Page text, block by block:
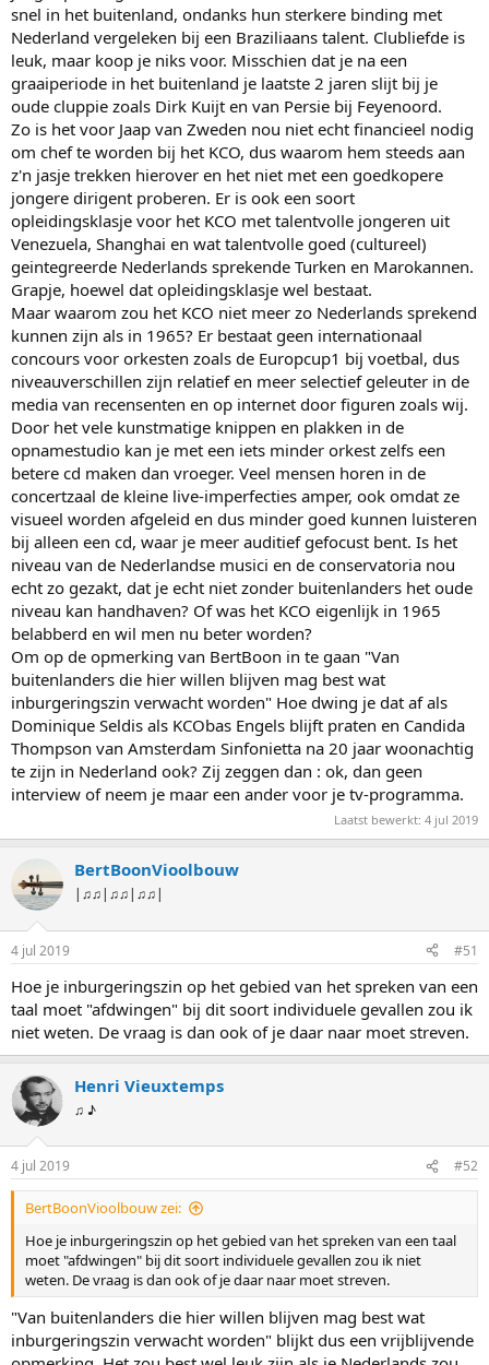
snel in het buitenland, ondanks hun sterkere binding met
Nederland vergeleken bij een Braziliaans talent. Clubliefde is
leuk, maar koop je niks voor. Misschien dat je na een
graaiperiode in het buitenland je laatste 2 jaren slijt bij je
oude cluppie zoals Dirk Kuijt en van Persie bij Feyenoord.
Zo is het voor Jaap van Zweden nou niet echt financieel nodig
om chef te worden bij het KCO, dus waarom hem steeds aan
z'n jasje trekken hierover en het niet met een goedkopere
jongere dirigent proberen. Er is ook een soort
opleidingsklasje voor het KCO met talentvolle jongeren uit
Venezuela, Shanghai en wat talentvolle goed (cultureel)
geintegreerde Nederlands sprekende Turken en Marokannen.
Grapje, hoewel dat opleidingsklasje wel bestaat.
Maar waarom zou het KCO niet meer zo Nederlands sprekend
kunnen zijn als in 1965? Er bestaat geen internationaal
concours voor orkesten zoals de Europcup1 bij voetbal, dus
niveauverschillen zijn relatief en meer selectief geleuter in de
media van recensenten en op internet door figuren zoals wij.
Door het vele kunstmatige knippen en plakken in de
opnamestudio kan je met een iets minder orkest zelfs een
betere cd maken dan vroeger. Veel mensen horen in de
concertzaal de kleine live-imperfecties amper, ook omdat ze
visueel worden afgeleid en dus minder goed kunnen luisteren
bij alleen een cd, waar je meer auditief gefocust bent. Is het
niveau van de Nederlandse musici en de conservatoria nou
echt zo gezakt, dat je echt niet zonder buitenlanders het oude
niveau kan handhaven? Of was het KCO eigenlijk in 1965
belabberd en wil men nu beter worden?
Om op de opmerking van BertBoon in te gaan "Van
buitenlanders die hier willen blijven mag best wat
inburgeringszin verwacht worden" Hoe dwing je dat af als
Dominique Seldis als KCObas Engels blijft praten en Candida
Thompson van Amsterdam Sinfonietta na 20 jaar woonachtig
te zijn in Nederland ook? Zij zeggen dan : ok, dan geen
interview of neem je maar een ander voor je tv-programma.
Laatst bewerkt: 4 jul 2019
BertBoonVioolbouw
|♫♫|♫♫|♫♫|
4 jul 2019 #51
Hoe je inburgeringszin op het gebied van het spreken van een
taal moet "afdwingen" bij dit soort individuele gevallen zou ik
niet weten. De vraag is dan ook of je daar naar moet streven.
Henri Vieuxtemps
♫ ♪
4 jul 2019 #52
BertBoonVioolbouw zei:
Hoe je inburgeringszin op het gebied van het spreken van een taal
moet "afdwingen" bij dit soort individuele gevallen zou ik niet
weten. De vraag is dan ook of je daar naar moet streven.
"Van buitenlanders die hier willen blijven mag best wat
inburgeringszin verwacht worden" blijkt dus een vrijblijvende